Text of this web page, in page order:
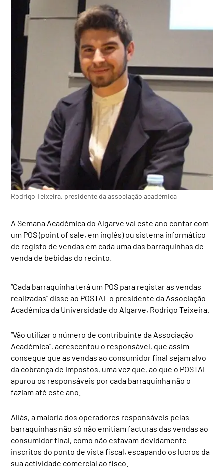
Rodrigo Teixeira, presidente da associação académica
A Semana Académica do Algarve vai este ano contar com
um POS (point of sale, em inglês) ou sistema informático
de registo de vendas em cada uma das barraquinhas de
venda de bebidas do recinto.
“Cada barraquinha terá um POS para registar as vendas
realizadas” disse ao POSTAL o presidente da Associação
Académica da Universidade do Algarve, Rodrigo Teixeira.
“Vão utilizar o número de contribuinte da Associação
Académica”, acrescentou o responsável, que assim
consegue que as vendas ao consumidor final sejam alvo
da cobrança de impostos, uma vez que, ao que o POSTAL
apurou os responsáveis por cada barraquinha não o
faziam até este ano.
Aliás, a maioria dos operadores responsáveis pelas
barraquinhas não só não emitiam facturas das vendas ao
consumidor final, como não estavam devidamente
inscritos do ponto de vista fiscal, escapando os lucros da
sua actividade comercial ao fisco.